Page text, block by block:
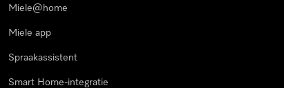
Miele@home
Miele app
Spraakassistent
Smart Home-integratie